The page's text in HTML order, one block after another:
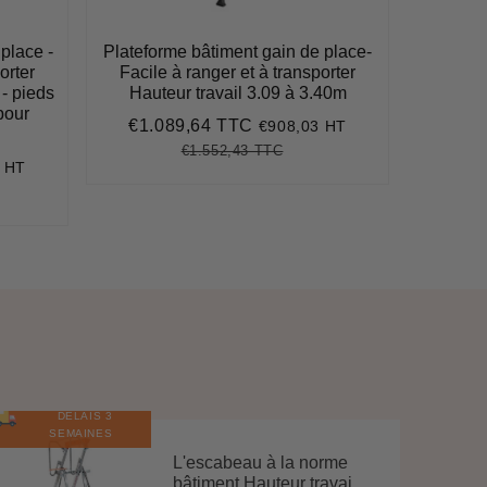
-
pieds
Plateforme bâtiment gain de place-
Facile à ranger et à transporter
Hauteur travail 3.09 à 3.40m
Prix
€1.089,64 TTC €1.089,64
€908,03 HT
Prix
€1.552,43 TTC€1.552,43
DÉLAIS 3
SEMAINES
L'escabeau à la norme
bâtiment Hauteur travai...